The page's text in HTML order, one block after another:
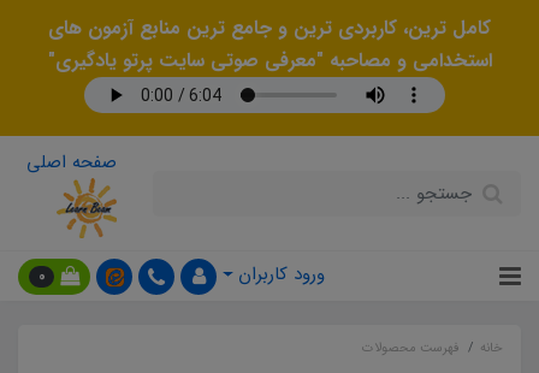
کامل ترین، کاربردی ترین و جامع ترین منابع آزمون های
استخدامی و مصاحبه "معرفی صوتی سایت پرتو یادگیری"
صفحه اصلی
ورود کاربران 0
خانه
فهرست محصولات